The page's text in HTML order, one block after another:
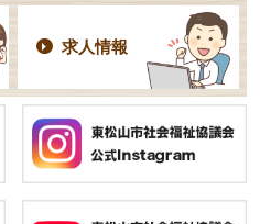
求人情報